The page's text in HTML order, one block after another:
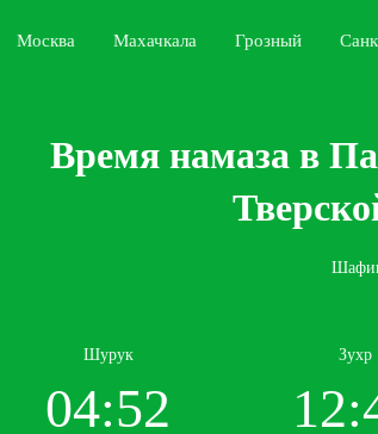
Москва Махачкала Грозный
Время намаза в
Шурук
04:52
Зухр